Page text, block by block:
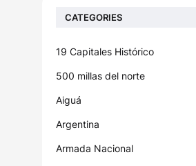
CATEGORIES
19 Capitales Histórico
500 millas del norte
Aiguá
Argentina
Armada Nacional